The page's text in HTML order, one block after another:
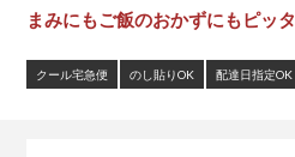
まみにもご飯のおかずにもピッ
クール宅急便 のし貼りOK 配達日指定OK